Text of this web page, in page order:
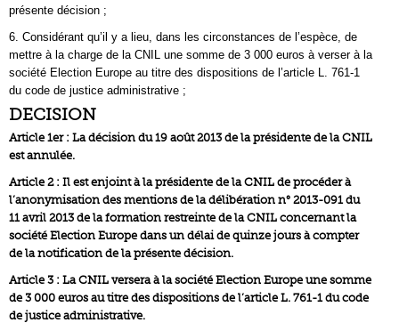
présente décision ;
6. Considérant qu’il y a lieu, dans les circonstances de l’espèce, de
mettre à la charge de la CNIL une somme de 3 000 euros à verser à la
société Election Europe au titre des dispositions de l’article L. 761-1
du code de justice administrative ;
DECISION
Article 1er : La décision du 19 août 2013 de la présidente de la CNIL
est annulée.
Article 2 : Il est enjoint à la présidente de la CNIL de procéder à
l’anonymisation des mentions de la délibération n° 2013-091 du
11 avril 2013 de la formation restreinte de la CNIL concernant la
société Election Europe dans un délai de quinze jours à compter
de la notification de la présente décision.
Article 3 : La CNIL versera à la société Election Europe une somme
de 3 000 euros au titre des dispositions de l’article L. 761-1 du code
de justice administrative.